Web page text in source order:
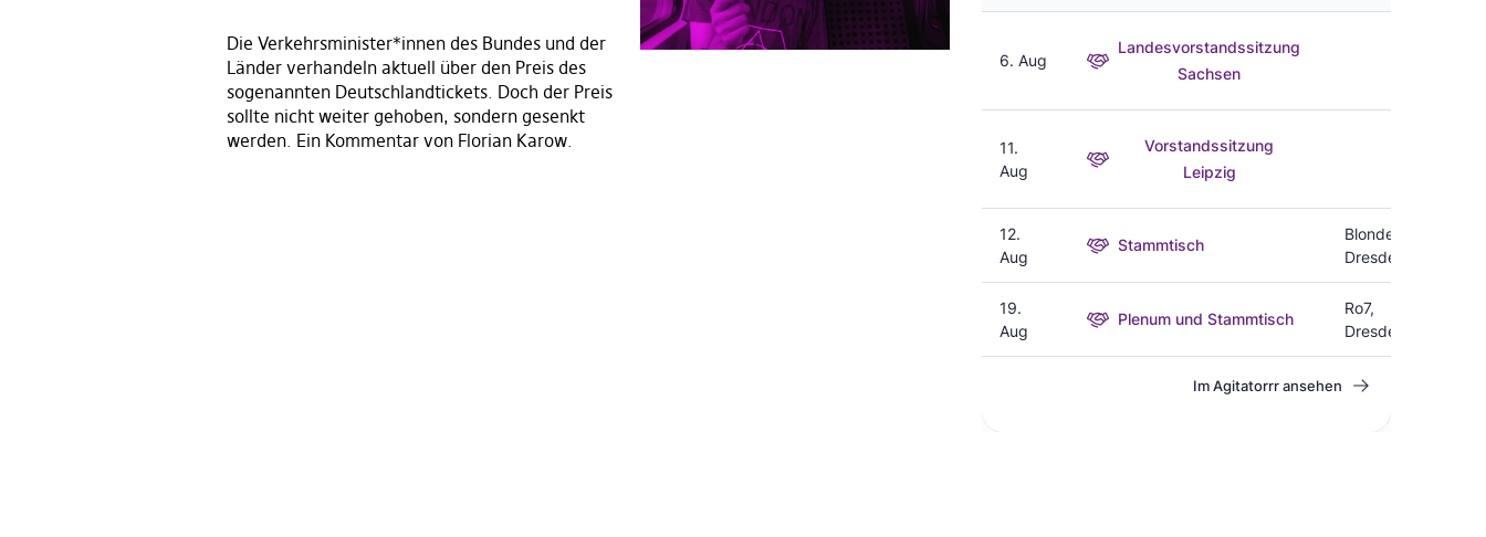
Die Verkehrsminister*innen des Bundes und der
Länder verhandeln aktuell über den Preis des
sogenannten Deutschlandtickets. Doch der Preis
sollte nicht weiter gehoben, sondern gesenkt
werden. Ein Kommentar von Florian Karow.